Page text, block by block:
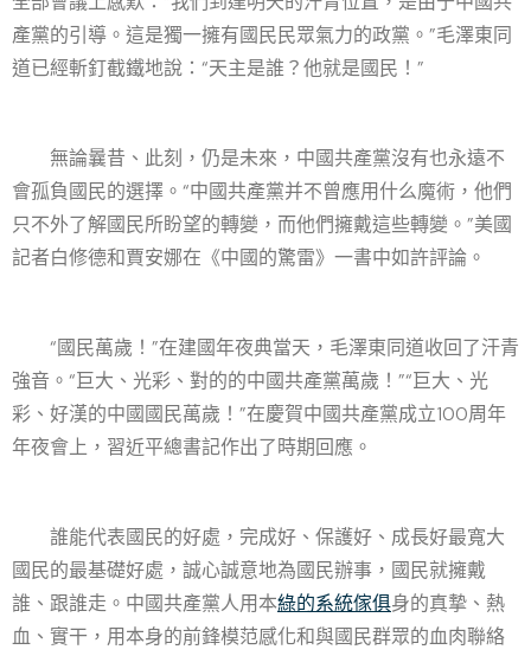
產黨的引導。這是獨一擁有國民民眾氣力的政黨。”毛澤東同
道已經斬釘截鐵地說：“天主是誰？他就是國民！”
無論曩昔、此刻，仍是未來，中國共產黨沒有也永遠不
會孤負國民的選擇。“中國共產黨并不曾應用什么魔術，他們
只不外了解國民所盼望的轉變，而他們擁戴這些轉變。”美國
記者白修德和賈安娜在《中國的驚雷》一書中如許評論。
“國民萬歲！”在建國年夜典當天，毛澤東同道收回了汗青
強音。“巨大、光彩、對的的中國共產黨萬歲！”“巨大、光
彩、好漢的中國國民萬歲！”在慶賀中國共產黨成立100周年
年夜會上，習近平總書記作出了時期回應。
誰能代表國民的好處，完成好、保護好、成長好最寬大
國民的最基礎好處，誠心誠意地為國民辦事，國民就擁戴
誰、跟誰走。中國共產黨人用本綠的系統傢俱身的真摯、熱
血、實干，用本身的前鋒模范感化和與國民群眾的血肉聯絡